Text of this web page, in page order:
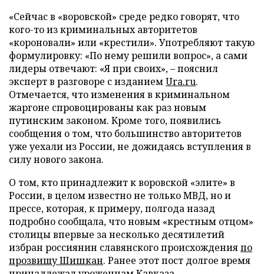
«Сейчас в «воровской» среде редко говорят, что
кого-то из криминальных авторитетов
«короновали» или «крестили». Употребляют такую
формулировку: «По нему решили вопрос», а сами
лидеры отвечают: «Я при своих», – пояснил
эксперт в разговоре с изданиемUra.ru.
Отмечается, что изменения в криминальном
жаргоне спровоцированы как раз новым
путинским законом. Кроме того, появились
сообщения о том, что большинство авторитетов
уже уехали из России, не дожидаясь вступления в
силу нового закона.
О том, кто принадлежит к воровской «элите» в
России, в целом известно не только МВД, но и
прессе, которая, к примеру, полгода назад
подробно сообщала, что новым «крестным отцом»
столицы впервые за несколько десятилетий
избран россиянин славянского происхожденияпо
прозвищу Шишкан. Ранее этот пост долгое время